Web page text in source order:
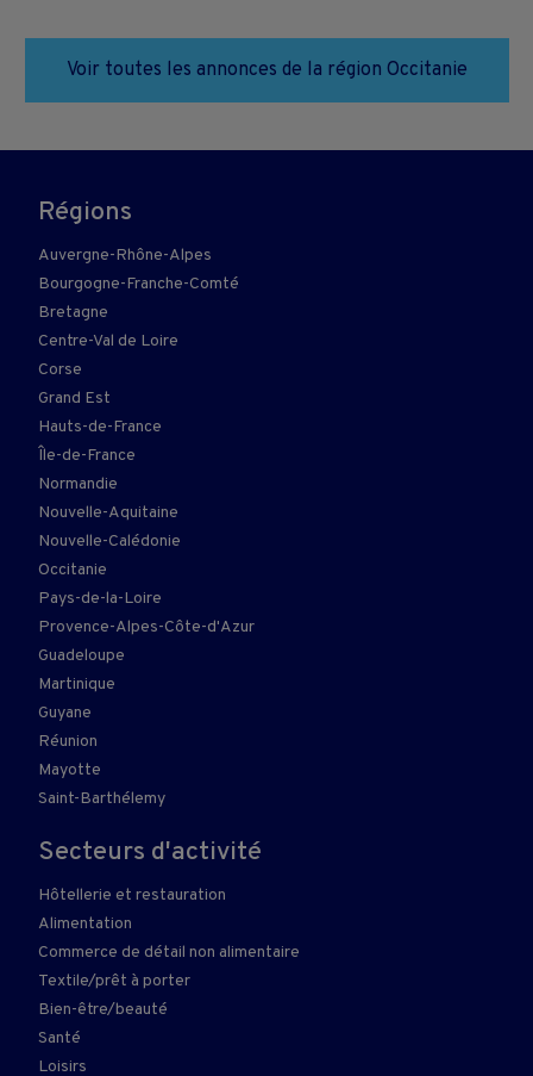
Voir toutes les annonces de la région Occitanie
Régions
Auvergne-Rhône-Alpes
Bourgogne-Franche-Comté
Bretagne
Centre-Val de Loire
Corse
Grand Est
Hauts-de-France
Île-de-France
Normandie
Nouvelle-Aquitaine
Nouvelle-Calédonie
Occitanie
Pays-de-la-Loire
Provence-Alpes-Côte-d'Azur
Guadeloupe
Martinique
Guyane
Réunion
Mayotte
Saint-Barthélemy
Secteurs d'activité
Hôtellerie et restauration
Alimentation
Commerce de détail non alimentaire
Textile/prêt à porter
Bien-être/beauté
Santé
Loisirs